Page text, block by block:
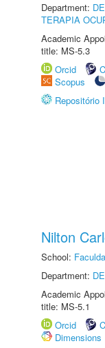
Department:
TERAPIA
Academic
title: MS-5.3
Orcid
Scopus
Repositório
Nilton
School:
Department:
Academic
title: MS-5.1
Orcid
Dimensions